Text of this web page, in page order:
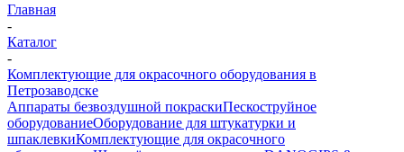
Главная
-
Каталог
-
Комплектующие для окрасочного оборудования в
Петрозаводске
Аппараты безвоздушной покраскиПескоструйное
оборудованиеОборудование для штукатурки и
шпаклевкиКомплектующие для окрасочного